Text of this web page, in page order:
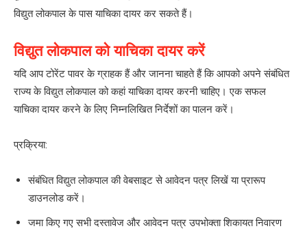
विद्युत लोकपाल के पास याचिका दायर कर सकते हैं।
विद्युत लोकपाल को याचिका दायर करें
यदि आप टोरेंट पावर के ग्राहक हैं और जानना चाहते हैं कि आपको अपने संबंधित
राज्य के विद्युत लोकपाल को कहां याचिका दायर करनी चाहिए। एक सफल
याचिका दायर करने के लिए निम्नलिखित निर्देशों का पालन करें।
प्रक्रिया:
संबंधित विद्युत लोकपाल की वेबसाइट से आवेदन पत्र लिखें या प्रारूप
डाउनलोड करें।
जमा किए गए सभी दस्तावेज और आवेदन पत्र उपभोक्ता शिकायत निवारण